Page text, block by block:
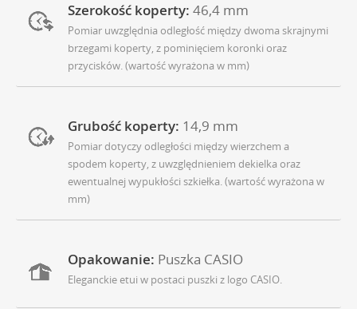
Szerokość koperty: 46,4 mm
Pomiar uwzględnia odległość między dwoma skrajnymi
brzegami koperty, z pominięciem koronki oraz
przycisków. (wartość wyrażona w mm)
Grubość koperty: 14,9 mm
Pomiar dotyczy odległości między wierzchem a
spodem koperty, z uwzględnieniem dekielka oraz
ewentualnej wypukłości szkiełka. (wartość wyrażona w
mm)
Opakowanie: Puszka CASIO
Eleganckie etui w postaci puszki z logo CASIO.